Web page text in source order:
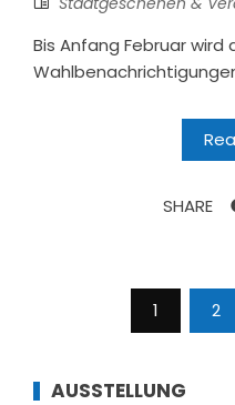
Bis Anfang Februar
SHARE
Beiträge
1 2
AUSSTELLUNG